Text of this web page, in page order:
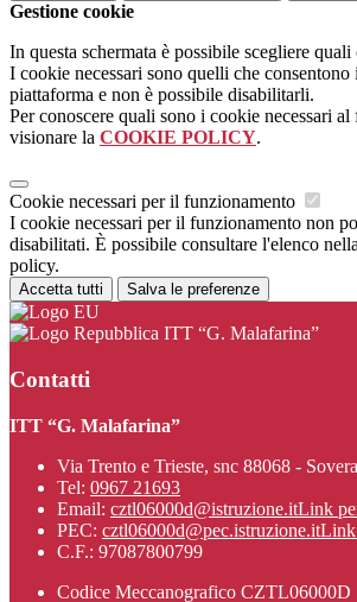
Gestione cookie
In questa schermata è possibile scegliere
I cookie necessari sono quelli che
piattaforma e non è possibile disabilitarli.
Per conoscere quali sono i cookie necessari
visionare la COOKIE POLICY.
Cookie necessari per il funzionamento
I cookie necessari per il funzionamento non
disabilitati. È possibile consultare l'elenco
policy.
Accetta tutti Salva le preferenze
ITT “G. Malafarina”
Contatti
ITT “G. Malafarina”
Via Trento e Trieste, snc 88068 -
Tel: 0967 21693
Email: cztl06000d@istruzione.itLink
PEC: cztl06000d@pec.istruzione.itLink
C.F.: 97087800799
Codice Meccanografico CZTL06000D